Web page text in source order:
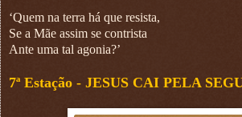
‘Quem na terra há que resista,
Se a Mãe assim se contrista
Ante uma tal agonia?’
7ª Estação - JESUS CAI PELA